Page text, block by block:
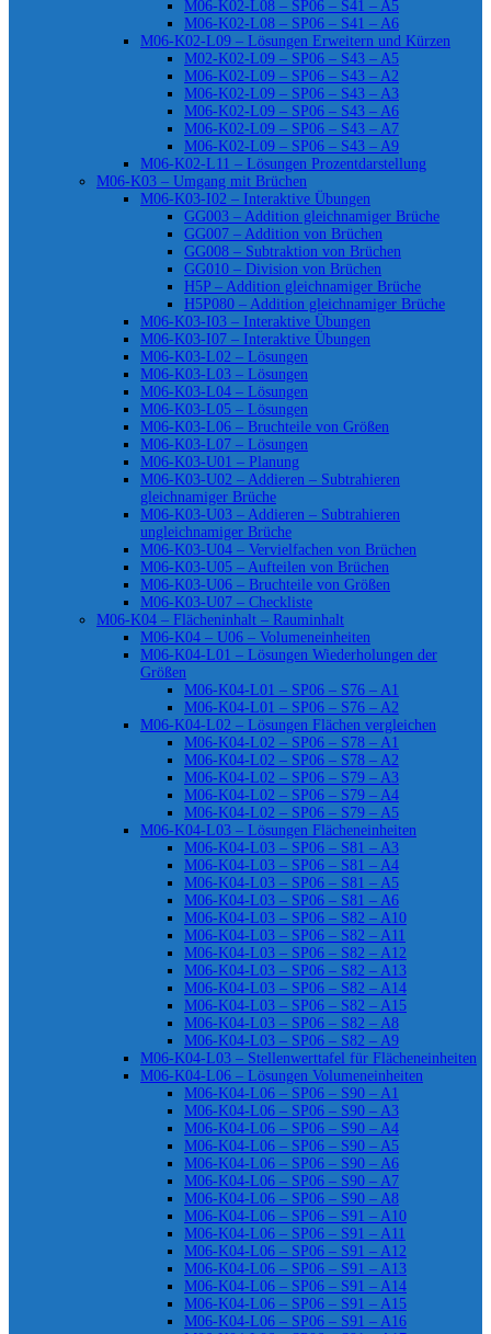
M06-K02-L08 – SP06 – S41 – A5
M06-K02-L08 – SP06 – S41 – A6
M06-K02-L09 – Lösungen Erweitern und Kürzen
M02-K02-L09 – SP06 – S43 – A5
M06-K02-L09 – SP06 – S43 – A2
M06-K02-L09 – SP06 – S43 – A3
M06-K02-L09 – SP06 – S43 – A6
M06-K02-L09 – SP06 – S43 – A7
M06-K02-L09 – SP06 – S43 – A9
M06-K02-L11 – Lösungen Prozentdarstellung
M06-K03 – Umgang mit Brüchen
M06-K03-I02 – Interaktive Übungen
GG003 – Addition gleichnamiger Brüche
GG007 – Addition von Brüchen
GG008 – Subtraktion von Brüchen
GG010 – Division von Brüchen
H5P – Addition gleichnamiger Brüche
H5P080 – Addition gleichnamiger Brüche
M06-K03-I03 – Interaktive Übungen
M06-K03-I07 – Interaktive Übungen
M06-K03-L02 – Lösungen
M06-K03-L03 – Lösungen
M06-K03-L04 – Lösungen
M06-K03-L05 – Lösungen
M06-K03-L06 – Bruchteile von Größen
M06-K03-L07 – Lösungen
M06-K03-U01 – Planung
M06-K03-U02 – Addieren – Subtrahieren
gleichnamiger Brüche
M06-K03-U03 – Addieren – Subtrahieren
ungleichnamiger Brüche
M06-K03-U04 – Vervielfachen von Brüchen
M06-K03-U05 – Aufteilen von Brüchen
M06-K03-U06 – Bruchteile von Größen
M06-K03-U07 – Checkliste
M06-K04 – Flächeninhalt – Rauminhalt
M06-K04 – U06 – Volumeneinheiten
M06-K04-L01 – Lösungen Wiederholungen der
Größen
M06-K04-L01 – SP06 – S76 – A1
M06-K04-L01 – SP06 – S76 – A2
M06-K04-L02 – Lösungen Flächen vergleichen
M06-K04-L02 – SP06 – S78 – A1
M06-K04-L02 – SP06 – S78 – A2
M06-K04-L02 – SP06 – S79 – A3
M06-K04-L02 – SP06 – S79 – A4
M06-K04-L02 – SP06 – S79 – A5
M06-K04-L03 – Lösungen Flächeneinheiten
M06-K04-L03 – SP06 – S81 – A3
M06-K04-L03 – SP06 – S81 – A4
M06-K04-L03 – SP06 – S81 – A5
M06-K04-L03 – SP06 – S81 – A6
M06-K04-L03 – SP06 – S82 – A10
M06-K04-L03 – SP06 – S82 – A11
M06-K04-L03 – SP06 – S82 – A12
M06-K04-L03 – SP06 – S82 – A13
M06-K04-L03 – SP06 – S82 – A14
M06-K04-L03 – SP06 – S82 – A15
M06-K04-L03 – SP06 – S82 – A8
M06-K04-L03 – SP06 – S82 – A9
M06-K04-L03 – Stellenwerttafel für Flächeneinheiten
M06-K04-L06 – Lösungen Volumeneinheiten
M06-K04-L06 – SP06 – S90 – A1
M06-K04-L06 – SP06 – S90 – A3
M06-K04-L06 – SP06 – S90 – A4
M06-K04-L06 – SP06 – S90 – A5
M06-K04-L06 – SP06 – S90 – A6
M06-K04-L06 – SP06 – S90 – A7
M06-K04-L06 – SP06 – S90 – A8
M06-K04-L06 – SP06 – S91 – A10
M06-K04-L06 – SP06 – S91 – A11
M06-K04-L06 – SP06 – S91 – A12
M06-K04-L06 – SP06 – S91 – A13
M06-K04-L06 – SP06 – S91 – A14
M06-K04-L06 – SP06 – S91 – A15
M06-K04-L06 – SP06 – S91 – A16